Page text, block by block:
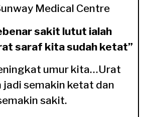
Medical Centre
sakit lutut ialah
saraf kita sudah ketat”
umur kita…Urat
jadi semakin ketat dan
sakit.